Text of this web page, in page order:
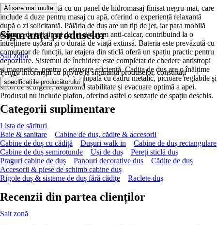
Cabina este echipată cu un panel de hidromasaj finisat negru-mat, care
include 4 duze pentru masaj cu apă, oferind o experiență relaxantă
după o zi solicitantă. Pălăria de duș are un tip de jet, iar para mobilă
dispune de trei tipuri de jet și sistem anti-calcar, contribuind la o
întreținere ușoară și o durată de viață extinsă. Bateria este prevăzută cu
comutator de funcții, iar etajera din sticlă oferă un spațiu practic pentru
depozitare. Sistemul de închidere este completat de chedere antistropi
și magnetice, pentru o etanșare eficientă. Cadita de duș are o înălțime
de 15 cm și este complet echipată cu cadru metalic, picioare reglabile și
sifon de scurgere, asigurând stabilitate și evacuare optimă a apei.
Produsul nu include plafon, oferind astfel o senzație de spațiu deschis.
Afișare mai multe
Siguranța produselor
Salt zonă
Pentru informații cu privire la siguranța produselor, consultați
specificațiile producătorului .
Categorii suplimentare
Lista de sărituri
Baie & sanitare
Cabine de duș, cădițe & accesorii
Cabine de duș cu cădiță
Dușuri walk in
Cabine de duș rectangulare
Cabine de duș semirotunde
Uși de duș
Pereți sticlă duș
Praguri cabine de duș
Panouri decorative duș
Cădițe de duș
Accesorii & piese de schimb cabine duș
Rigole duș & sisteme de duș fără cădițe
Raclete duş
Recenzii din partea clienților
Salt zonă